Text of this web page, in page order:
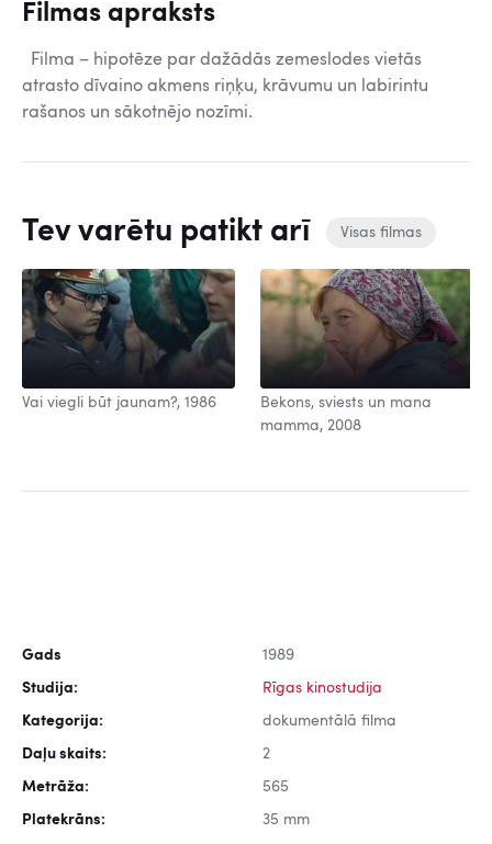
Filmas apraksts
Filma – hipotēze par dažādās zemeslodes vietās
atrasto dīvaino akmens riņķu, krāvumu un labirintu
rašanos un sākotnējo nozīmi.
Tev varētu patikt arī Visas filmas
Vai viegli būt jaunam?, 1986
Bekons, sviests un mana
mamma, 2008
Gads 1989
Studija: Rīgas kinostudija
Kategorija: dokumentālā filma
Daļu skaits: 2
Metrāža: 565
Platekrāns: 35 mm